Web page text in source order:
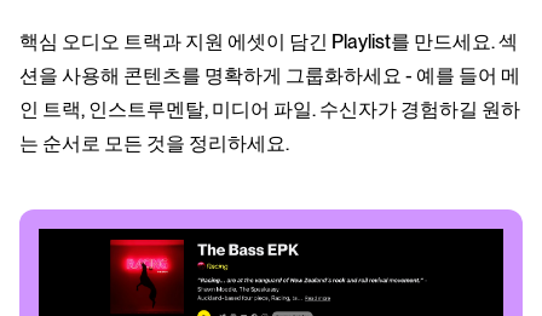
핵심 오디오 트랙과 지원 에셋이 담긴 Playlist를 만드세요. 섹
션을 사용해 콘텐츠를 명확하게 그룹화하세요 - 예를 들어 메
인 트랙, 인스트루멘탈, 미디어 파일. 수신자가 경험하길 원하
는 순서로 모든 것을 정리하세요.